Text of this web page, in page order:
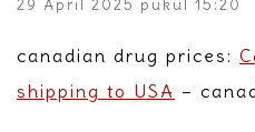
29 April 2025 pukul 15:20
canadian drug prices:
shipping to USA –